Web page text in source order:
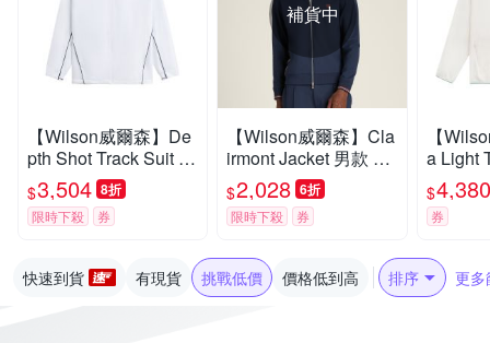
【Wilson威爾森】De
pth Shot Track Suit 男
款 服飾 外套 白色
$3,504 8折
限時下殺 券
補貨中
【Wilson威爾森】Cla
irmont Jacket 男款 服
飾 外套 海軍藍
$2,028 6折
限時下殺 券
【
a Light
ket
套 白色
02001
$4,380
券
快速到貨 有現貨 挑戰低價 價格低到高 排序 更多